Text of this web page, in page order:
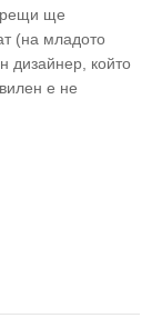
ще
(на младото
дизайнер, който
е не